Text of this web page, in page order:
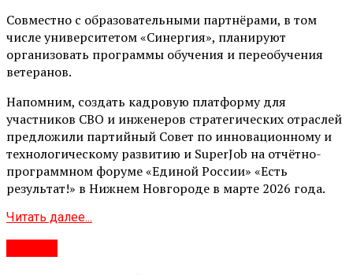
Совместно с образовательными партнёрами, в том
числе университетом «Синергия», планируют
организовать программы обучения и переобучения
ветеранов.
Напомним, создать кадровую платформу для
участников СВО и инженеров стратегических отраслей
предложили партийный Совет по инновационному и
технологическому развитию и SuperJob на отчётно-
программном форуме «Единой России» «Есть
результат!» в Нижнем Новгороде в марте 2026 года.
Читать далее...